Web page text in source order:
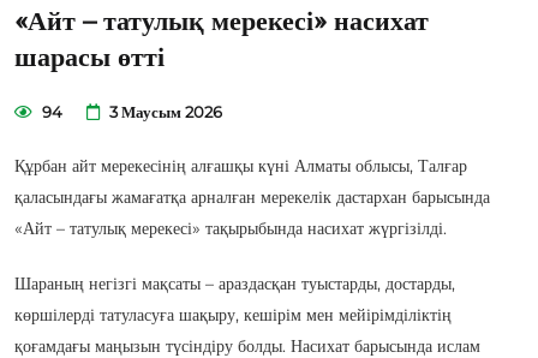
«Айт – татулық мерекесі» насихат
шарасы өтті
94 3 Маусым 2026
Құрбан айт мерекесінің алғашқы күні Алматы облысы, Талғар
қаласындағы жамағатқа арналған мерекелік дастархан барысында
«Айт – татулық мерекесі» тақырыбында насихат жүргізілді.
Шараның негізгі мақсаты – араздасқан туыстарды, достарды,
көршілерді татуласуға шақыру, кешірім мен мейірімділіктің
қоғамдағы маңызын түсіндіру болды. Насихат барысында ислам